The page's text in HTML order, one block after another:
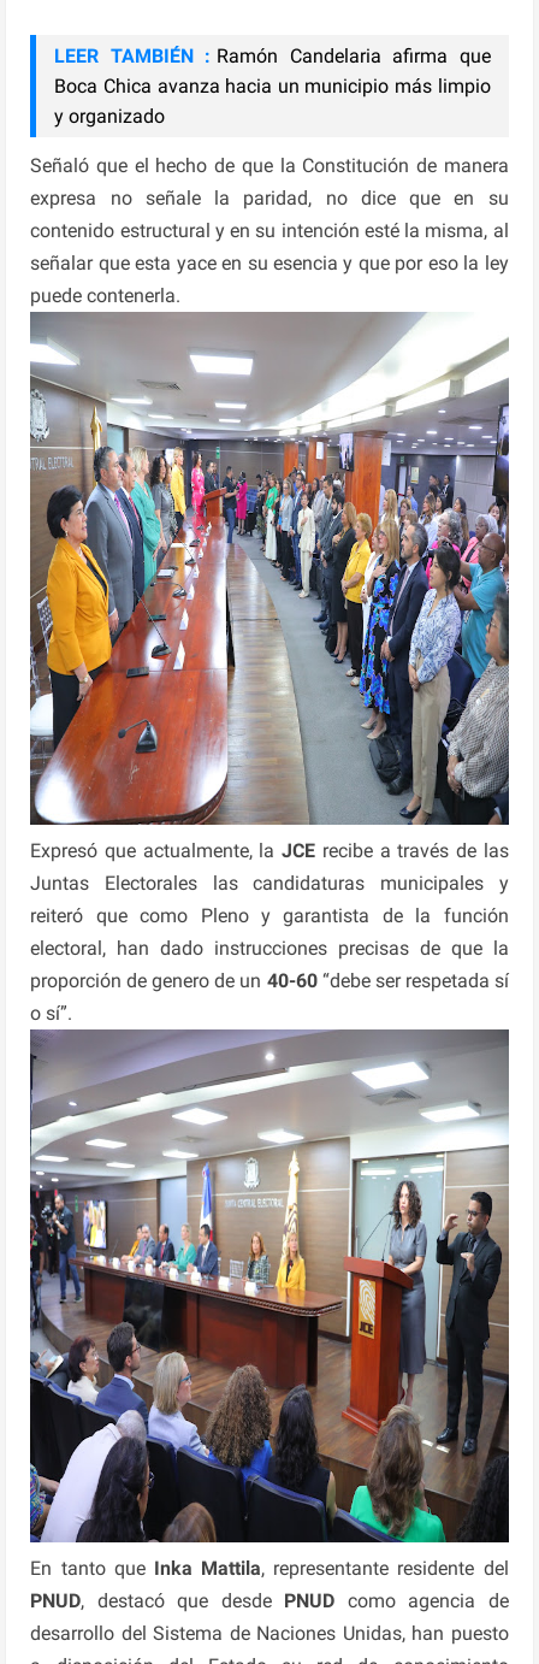
LEER TAMBIÉN : Ramón Candelaria afirma que
Boca Chica avanza hacia un municipio más limpio
y organizado
Señaló que el hecho de que la Constitución de manera
expresa no señale la paridad, no dice que en su
contenido estructural y en su intención esté la misma, al
señalar que esta yace en su esencia y que por eso la ley
puede contenerla.
Expresó que actualmente, laJCE recibe a través de las
Juntas Electorales las candidaturas municipales y
reiteró que como Pleno y garantista de la función
electoral, han dado instrucciones precisas de que la
proporción de genero de un 40-60 “debe ser respetada sí
o sí”.
En tanto que Inka Mattila, representante residente del
PNUD, destacó que desde PNUD como agencia de
desarrollo del Sistema de Naciones Unidas, han puesto